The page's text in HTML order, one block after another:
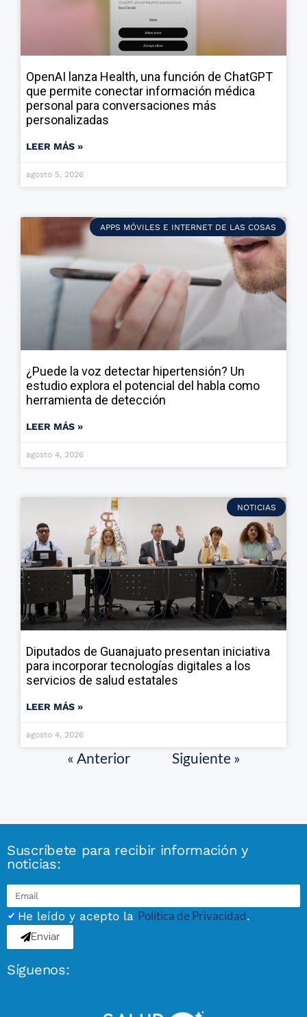
OpenAI lanza Health, una función de ChatGPT
que permite conectar información médica
personal para conversaciones más
personalizadas
LEER MÁS »
agosto 5, 2026
APPS MÓVILES E INTERNET DE LAS COSAS
¿Puede la voz detectar hipertensión? Un
estudio explora el potencial del habla como
herramienta de detección
LEER MÁS »
agosto 4, 2026
NOTICIAS
Diputados de Guanajuato presentan iniciativa
para incorporar tecnologías digitales a los
servicios de salud estatales
LEER MÁS »
agosto 4, 2026
« Anterior Siguiente »
Suscríbete para recibir información y
noticias:
He leído y acepto la Política de Privacidad.
Enviar
Síguenos: